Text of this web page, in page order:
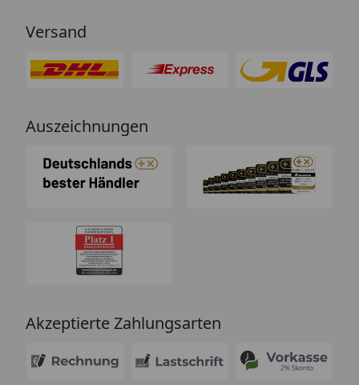
Versand
Auszeichnungen
Akzeptierte Zahlungsarten